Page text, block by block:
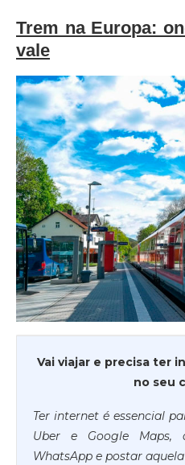
Trem na Europa:
vale
Vai viajar e precisa ter
no seu
Ter internet é essencial
Uber e Google Maps,
WhatsApp e postar